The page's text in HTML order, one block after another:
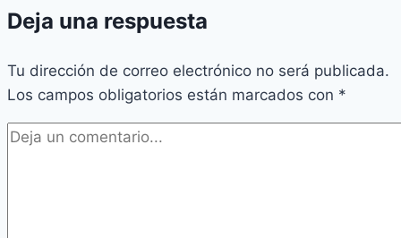
Deja una respuesta
Tu dirección de correo electrónico no será publicada.
Los campos obligatorios están marcados con *